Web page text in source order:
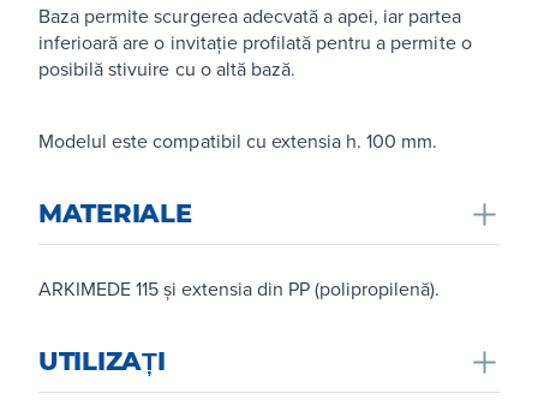
Baza permite scurgerea adecvată a apei, iar partea
inferioară are o invitație profilată pentru a permite o
posibilă stivuire cu o altă bază.
Modelul este compatibil cu extensia h. 100 mm.
MATERIALE
ARKIMEDE 115 și extensia din PP (polipropilenă).
UTILIZAȚI